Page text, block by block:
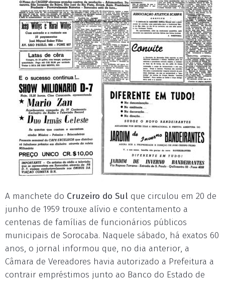
A manchete do Cruzeiro do Sul que circulou em 20 de
junho de 1959 trouxe alívio e contentamento a
centenas de famílias de funcionários públicos
municipais de Sorocaba. Naquele sábado, há exatos 60
anos, o jornal informou que, no dia anterior, a
Câmara de Vereadores havia autorizado a Prefeitura a
contrair empréstimos junto ao Banco do Estado de